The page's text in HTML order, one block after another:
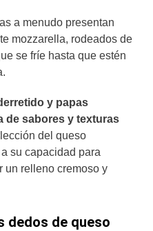
a menudo presentan
mozzarella, rodeados de
se fríe hasta que estén
y papas
de sabores y texturas
del queso
su capacidad para
un relleno cremoso y
dedos de queso